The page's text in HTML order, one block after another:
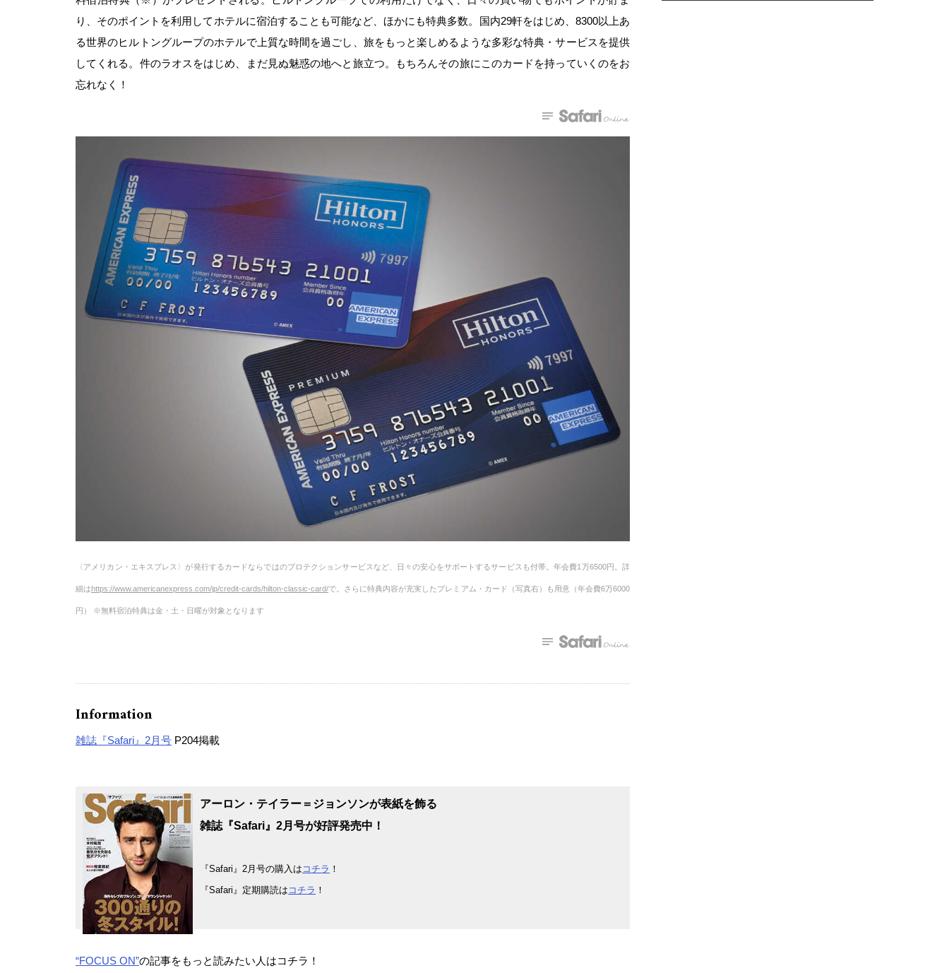
り、そのポイントを利用してホテルに宿泊することも可能など、ほかにも特典多数。国内29軒をはじめ、8300以上あ
る世界のヒルトングループのホテルで上質な時間を過ごし、旅をもっと楽しめるような多彩な特典・サービスを提供
してくれる。件のラオスをはじめ、まだ見ぬ魅惑の地へと旅立つ。もちろんその旅にこのカードを持っていくのをお
忘れなく！
〈アメリカン・エキスプレス〉が発行するカードならではのプロテクションサービスなど、日々の安心をサポートするサービスも付帯。年会費1万6500円。詳
細は https://www.americanexpress.com/jp/credit-cards/hilton-classic-card/で。さらに特典内容が充実したプレミアム・カード（写真右）も用意（年会費6万6000
円） ※無料宿泊特典は金・土・日曜が対象となります
Information
雑誌『Safari』2月号 P204掲載
アーロン・テイラー＝ジョンソンが表紙を飾る
雑誌『Safari』2月号が好評発売中！
『Safari』2月号の購入は コチラ ！
『Safari』定期購読は コチラ ！
“FOCUS ON”の記事をもっと読みたい人はコチラ！